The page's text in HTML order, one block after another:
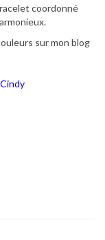
coordonné
sur mon blog
Cindy